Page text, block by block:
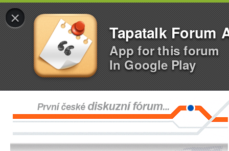
×
Tapatalk Forum
App for this forum
In Google Play